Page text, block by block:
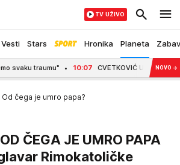
Vesti Stars Hronika Planeta
TV UŽIVO
traumu" 10:07 CVETKOVIĆ UŠAO U NOVO →
Od čega je umro papa?
ČEGA JE UMRO PAPA
Rimokatoličke